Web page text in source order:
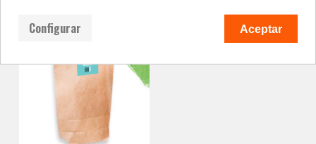
Aceptar
Configurar